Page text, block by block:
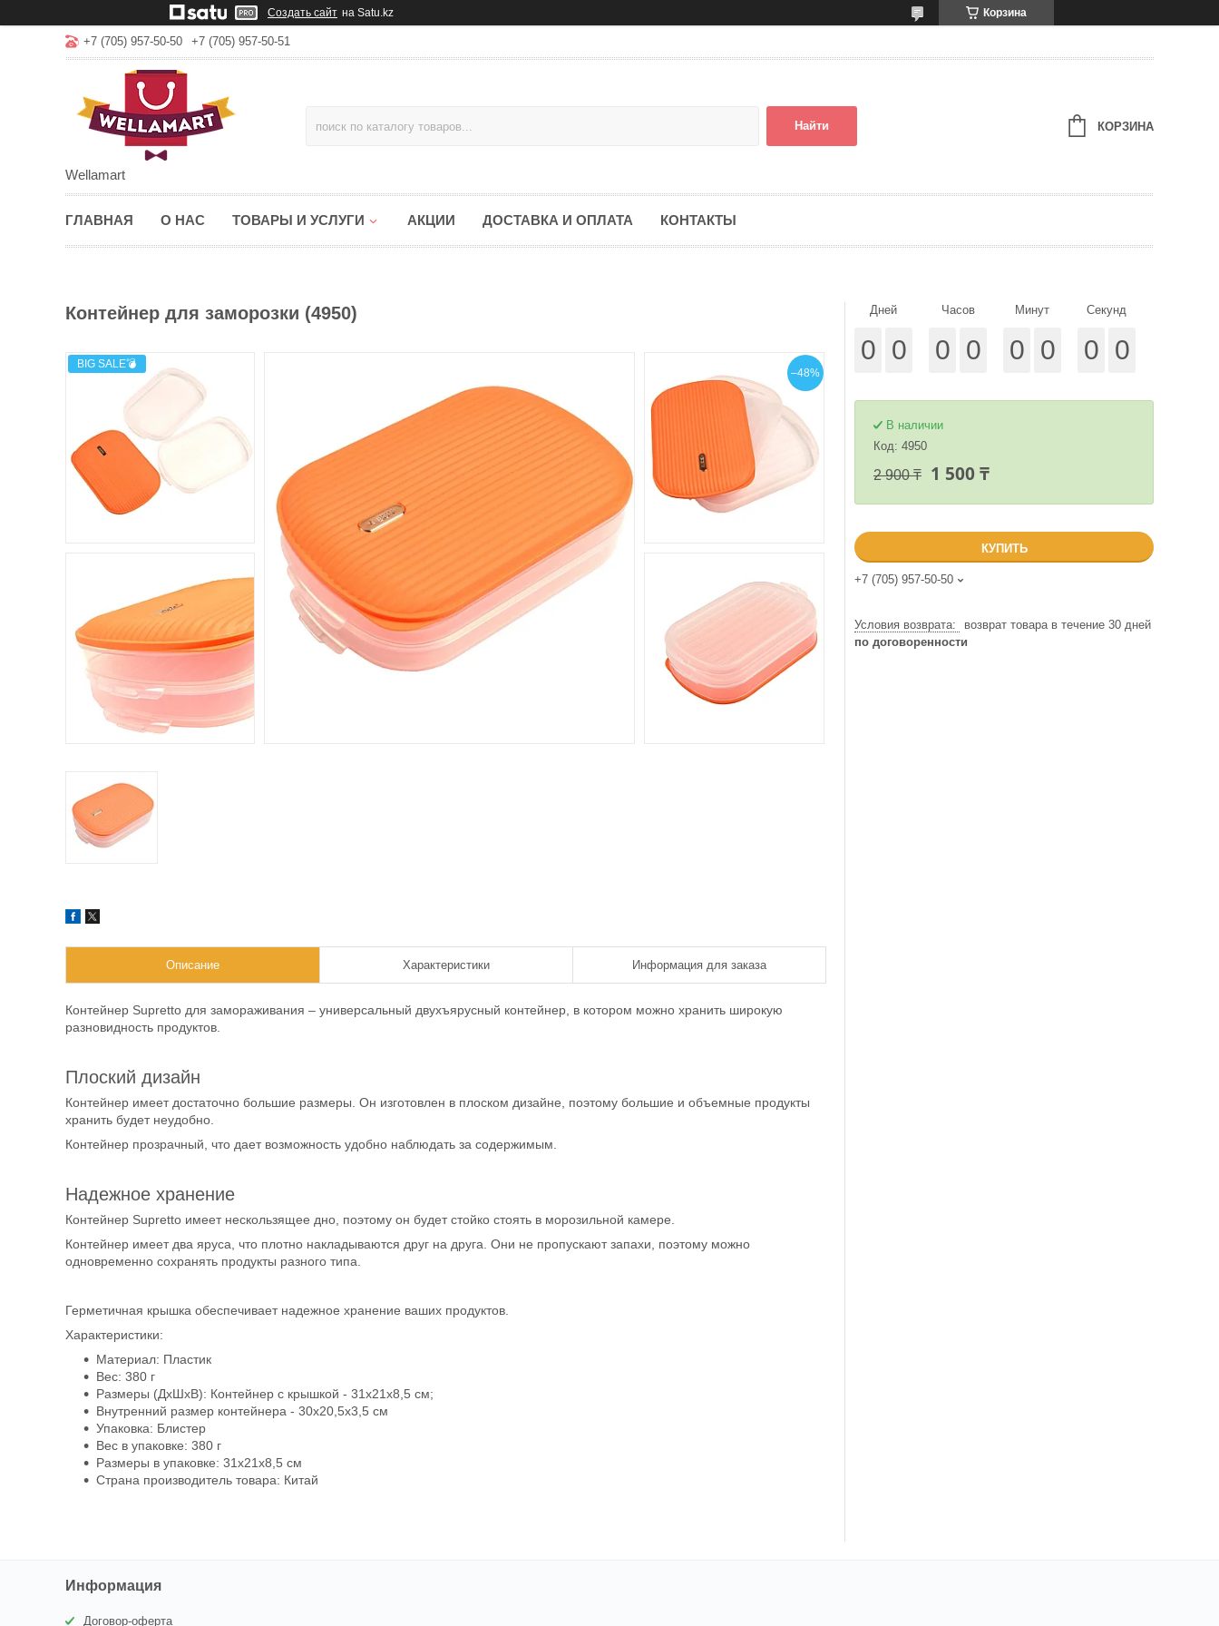
Создать сайт на Satu.kz Корзина
+7 (705) 957-50-50 +7 (705) 957-50-51
Wellamart
Найти КОРЗИНА
ГЛАВНАЯ О НАС ТОВАРЫ И УСЛУГИ АКЦИИ ДОСТАВКА И ОПЛАТА КОНТАКТЫ
Контейнер для заморозки (4950)
BIG SALE💣
–48%
Описание Характеристики Информация для заказа
Контейнер Supretto для замораживания – универсальный двухъярусный контейнер, в котором можно хранить широкую
разновидность продуктов.
Плоский дизайн
Контейнер имеет достаточно большие размеры. Он изготовлен в плоском дизайне, поэтому большие и объемные продукты
хранить будет неудобно.
Контейнер прозрачный, что дает возможность удобно наблюдать за содержимым.
Надежное хранение
Контейнер Supretto имеет нескользящее дно, поэтому он будет стойко стоять в морозильной камере.
Контейнер имеет два яруса, что плотно накладываются друг на друга. Они не пропускают запахи, поэтому можно
одновременно сохранять продукты разного типа.
Герметичная крышка обеспечивает надежное хранение ваших продуктов.
Характеристики:
Материал: Пластик
Вес: 380 г
Размеры (ДхШхВ): Контейнер с крышкой - 31х21х8,5 см;
Внутренний размер контейнера - 30х20,5х3,5 см
Упаковка: Блистер
Вес в упаковке: 380 г
Размеры в упаковке: 31х21х8,5 см
Страна производитель товара: Китай
Дней
0 0
Часов
0 0
Минут
0 0
Секунд
0 0
В наличии
Код: 4950
2 900 ₸ 1 500 ₸
КУПИТЬ
+7 (705) 957-50-50
возврат товара в течение 30 дней
по договоренности
Информация
Договор-оферта